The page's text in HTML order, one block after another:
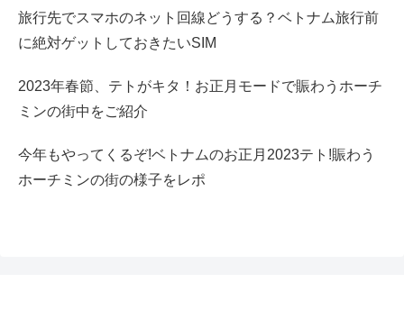
旅行先でスマホのネット回線どうする？ベトナム旅行前
に絶対ゲットしておきたいSIM
2023年春節、テトがキタ！お正月モードで賑わうホーチ
ミンの街中をご紹介
今年もやってくるぞ!ベトナムのお正月2023テト!賑わう
ホーチミンの街の様子をレポ